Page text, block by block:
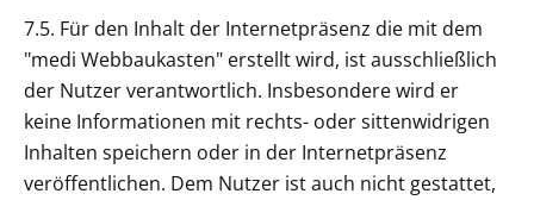
7.5. Für den Inhalt der Internetpräsenz die mit dem
"medi Webbaukasten" erstellt wird, ist ausschließlich
der Nutzer verantwortlich. Insbesondere wird er
keine Informationen mit rechts- oder sittenwidrigen
Inhalten speichern oder in der Internetpräsenz
veröffentlichen. Dem Nutzer ist auch nicht gestattet,